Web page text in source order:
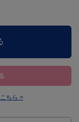
ちら >